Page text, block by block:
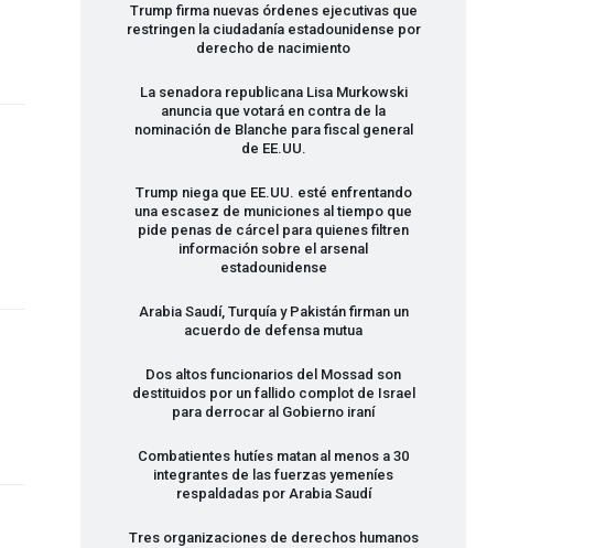
Trump firma nuevas órdenes ejecutivas que
restringen la ciudadanía estadounidense por
derecho de nacimiento
La senadora republicana Lisa Murkowski
anuncia que votará en contra de la
nominación de Blanche para fiscal general
de EE.UU.
Trump niega que EE.UU. esté enfrentando
una escasez de municiones al tiempo que
pide penas de cárcel para quienes filtren
información sobre el arsenal
estadounidense
Arabia Saudí, Turquía y Pakistán firman un
acuerdo de defensa mutua
Dos altos funcionarios del Mossad son
destituidos por un fallido complot de Israel
para derrocar al Gobierno iraní
Combatientes hutíes matan al menos a 30
integrantes de las fuerzas yemeníes
respaldadas por Arabia Saudí
Tres organizaciones de derechos humanos